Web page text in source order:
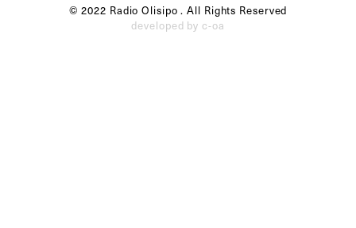
© 2022 Radio Olisipo . All Rights Reserved
developed by c-oa